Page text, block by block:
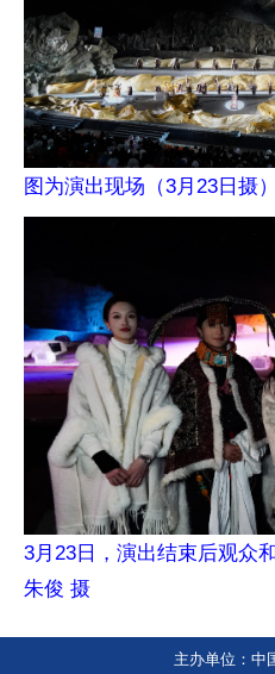
图为演出现场（3月23日摄
3月23日，演出结束后观众
朱俊 摄
主办单位：中